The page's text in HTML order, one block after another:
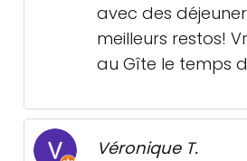
avec des
meilleurs restos!
au Gîte le temps
Véronique T.